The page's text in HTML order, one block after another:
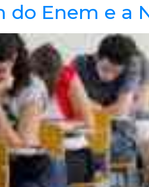
do Enem e a